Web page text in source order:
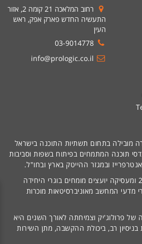
רחוב המלאכה 21 קומה 2, אזור
התעשיה החדש פארק אפק, ראש
העין
03-9014778
info@prologic.co.il
מובילה בתחום תשתיות התוכנה בישראל
כיום מעל 700 מהנדסי תוכנה המתמחים בפיתוח בשפות וסביבות
ובמגזר ההייטק בארץ ובחו"ל.
החברה נוסדה בשנת 2007 ומעסיקה יועצים מומחים בוגרי היחידה
מדעי המחשב מאוניברסיטאות מוכרות
של פרולוג'יק וצמיחתה לאורך השנים היא
רב, ביכולת ההקשבה, מתן השירות